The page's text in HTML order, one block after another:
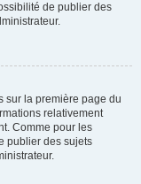
de publier des
sur la première page du
relativement
Comme pour les
publier des sujets